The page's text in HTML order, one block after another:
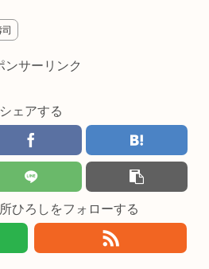
司
ンサーリンク
シェアする
ひろしをフォローする